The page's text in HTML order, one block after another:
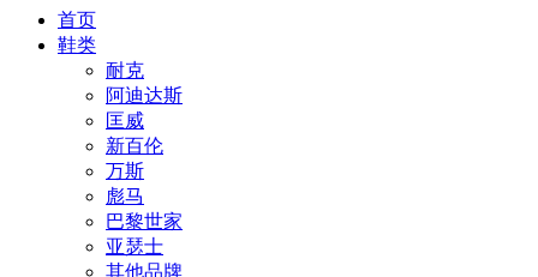
首页
鞋类
耐克
阿迪达斯
匡威
新百伦
万斯
彪马
巴黎世家
亚瑟士
其他品牌